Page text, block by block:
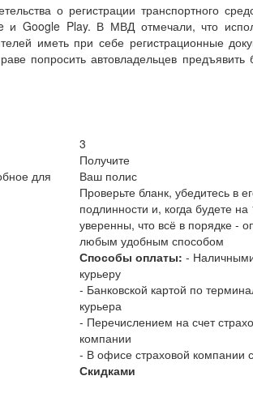
о регистрации транспортного
и Google Play. В МВД отмечали, что
иметь при себе регистрационные
попросить автовладельцев предъявить
для
3
Получите
Ваш полис
Проверьте бланк, убедитесь в
подлинности и, когда будете на
уверенны, что всё в порядке -
любым удобным способом
Способы оплаты: -
курьеру
- Банковской картой по
курьера
- Перечислением на счет
компании
- В офисе страховой компании
Скидками